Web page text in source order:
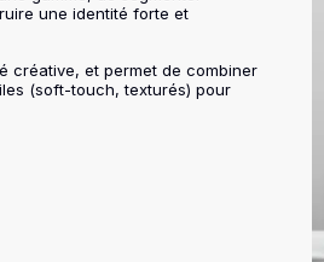
une identité forte et
créative, et permet de combiner
(soft-touch, texturés) pour